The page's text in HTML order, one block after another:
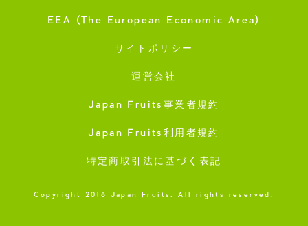
EEA (The European Economic Area)
サイトポリシー
運営会社
Japan Fruits事業者規約
Japan Fruits利用者規約
特定商取引法に基づく表記
Copyright 2018 Japan Fruits. All rights reserved.